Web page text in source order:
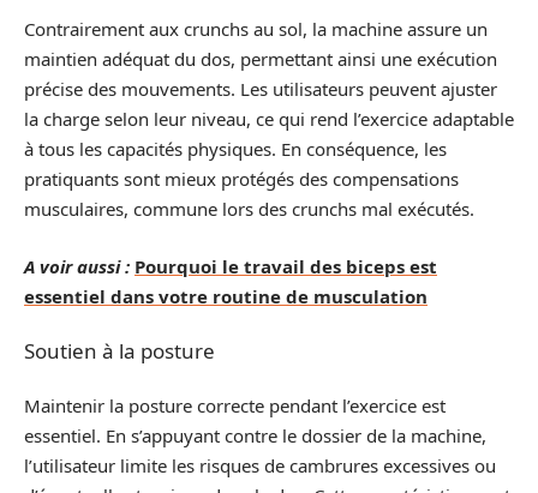
Contrairement aux crunchs au sol, la machine assure un
maintien adéquat du dos, permettant ainsi une exécution
précise des mouvements. Les utilisateurs peuvent ajuster
la charge selon leur niveau, ce qui rend l’exercice adaptable
à tous les capacités physiques. En conséquence, les
pratiquants sont mieux protégés des compensations
musculaires, commune lors des crunchs mal exécutés.
A voir aussi : Pourquoi le travail des biceps est
essentiel dans votre routine de musculation
Soutien à la posture
Maintenir la posture correcte pendant l’exercice est
essentiel. En s’appuyant contre le dossier de la machine,
l’utilisateur limite les risques de cambrures excessives ou